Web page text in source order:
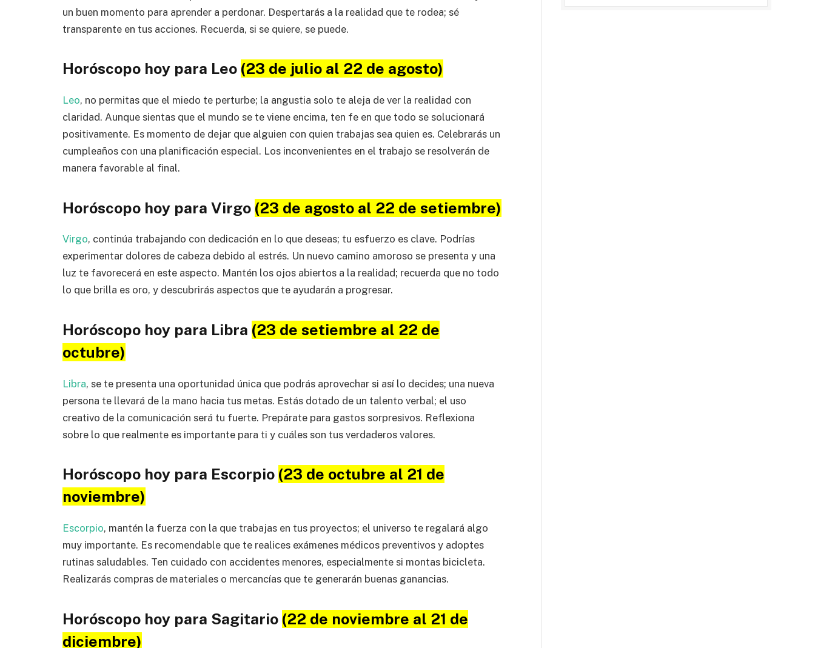
un buen momento para aprender a perdonar. Despertarás a la realidad que te rodea; sé
transparente en tus acciones. Recuerda, si se quiere, se puede.
Horóscopo hoy para Leo (23 de julio al 22 de agosto)
Leo, no permitas que el miedo te perturbe; la angustia solo te aleja de ver la realidad con
claridad. Aunque sientas que el mundo se te viene encima, ten fe en que todo se solucionará
positivamente. Es momento de dejar que alguien con quien trabajas sea quien es. Celebrarás un
cumpleaños con una planificación especial. Los inconvenientes en el trabajo se resolverán de
manera favorable al final.
Horóscopo hoy para Virgo (23 de agosto al 22 de setiembre)
Virgo, continúa trabajando con dedicación en lo que deseas; tu esfuerzo es clave. Podrías
experimentar dolores de cabeza debido al estrés. Un nuevo camino amoroso se presenta y una
luz te favorecerá en este aspecto. Mantén los ojos abiertos a la realidad; recuerda que no todo
lo que brilla es oro, y descubrirás aspectos que te ayudarán a progresar.
Horóscopo hoy para Libra (23 de setiembre al 22 de
octubre)
Libra, se te presenta una oportunidad única que podrás aprovechar si así lo decides; una nueva
persona te llevará de la mano hacia tus metas. Estás dotado de un talento verbal; el uso
creativo de la comunicación será tu fuerte. Prepárate para gastos sorpresivos. Reflexiona
sobre lo que realmente es importante para ti y cuáles son tus verdaderos valores.
Horóscopo hoy para Escorpio (23 de octubre al 21 de
noviembre)
Escorpio, mantén la fuerza con la que trabajas en tus proyectos; el universo te regalará algo
muy importante. Es recomendable que te realices exámenes médicos preventivos y adoptes
rutinas saludables. Ten cuidado con accidentes menores, especialmente si montas bicicleta.
Realizarás compras de materiales o mercancías que te generarán buenas ganancias.
Horóscopo hoy para Sagitario (22 de noviembre al 21 de
diciembre)